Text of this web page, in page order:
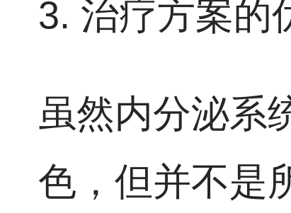
3. 治疗方案的
虽然内分泌系
色，但并不是